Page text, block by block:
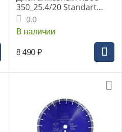
350_25.4/20 Standart
сегментный (асфальт)
(DBA02.350S)
0.0
В наличии
8 490 ₽